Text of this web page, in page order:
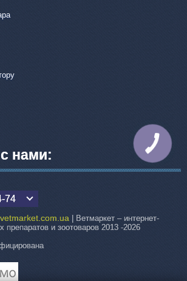
нами:
74
vetmarket.com.ua | Ветмаркет – интернет-
препаратов и зоотоваров 2013 -2026
КНОПКА
СВЯЗИ